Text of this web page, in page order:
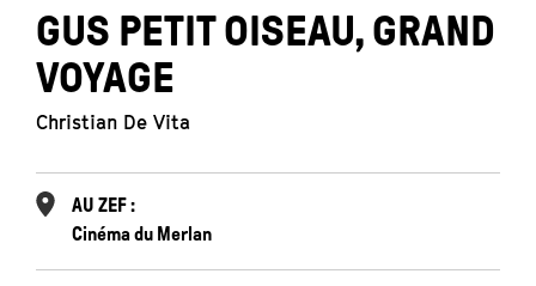
GUS PETIT OISEAU, GRAND
VOYAGE
Christian De Vita
AU ZEF :
Cinéma du Merlan